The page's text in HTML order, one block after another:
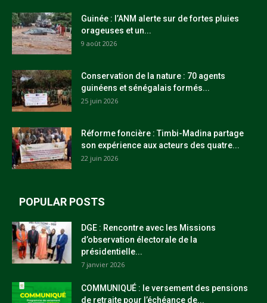
Guinée : l’ANM alerte sur de fortes pluies
orageuses et un...
9 août 2026
Conservation de la nature : 70 agents
guinéens et sénégalais formés...
25 juin 2026
Réforme foncière : Timbi-Madina partage
son expérience aux acteurs des quatre...
22 juin 2026
POPULAR POSTS
DGE : Rencontre avec les Missions
d’observation électorale de la
présidentielle...
7 janvier 2026
COMMUNIQUÉ : le versement des pensions
de retraite pour l’échéance de...